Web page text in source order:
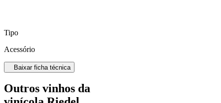
Tipo
Acessório
Baixar ficha técnica
Outros vinhos da